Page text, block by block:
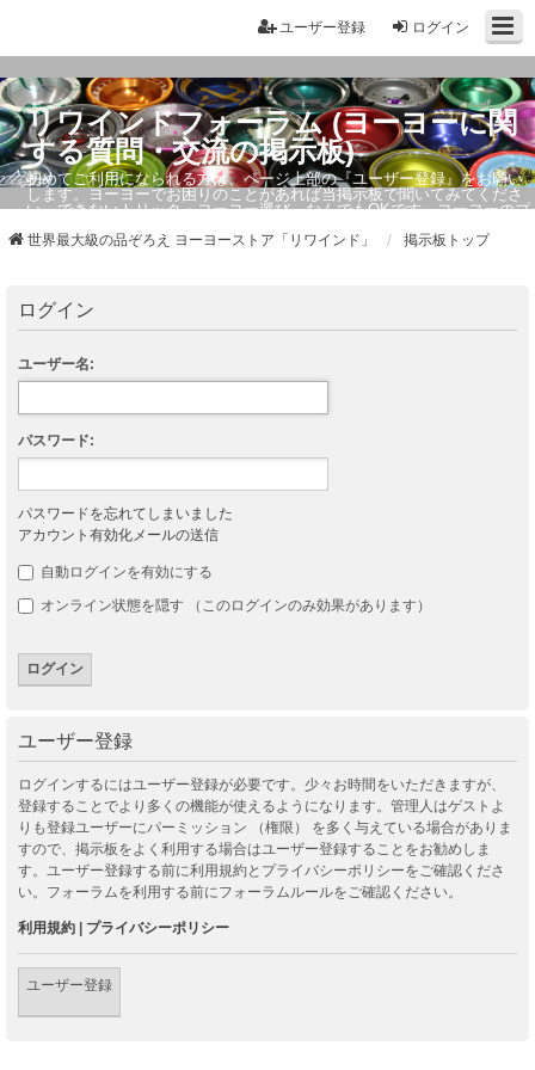
ログイン
ユーザー登録
リワインドフォーラム (ヨーヨーに関
する質問・交流の掲示板)
初めてご利用になられる方は、ページ上部の『ユーザー登録』をお願い
します。ヨーヨーでお困りのことがあれば当掲示板で聞いてみてくださ
い。できないトリック・ヨーヨー選び、なんでもOKです。ヨーヨーのプ
世界最大級の品ぞろえ ヨーヨーストア「リワインド」 掲示板トップ
ログイン
ユーザー名:
パスワード:
パスワードを忘れてしまいました
アカウント有効化メールの送信
自動ログインを有効にする
オンライン状態を隠す （このログインのみ効果があります）
ユーザー登録
ログインするにはユーザー登録が必要です。少々お時間をいただきますが、
登録することでより多くの機能が使えるようになります。管理人はゲストよ
りも登録ユーザーにパーミッション （権限） を多く与えている場合がありま
すので、掲示板をよく利用する場合はユーザー登録することをお勧めしま
す。ユーザー登録する前に利用規約とプライバシーポリシーをご確認くださ
い。フォーラムを利用する前にフォーラムルールをご確認ください。
利用規約 | プライバシーポリシー
ユーザー登録